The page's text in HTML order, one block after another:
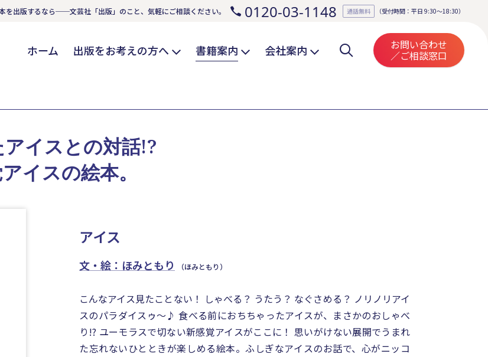
を出版するなら──文芸社「出版」のこと、気軽にご相談ください。 0120-03-1148 通話無料 （受付時間：平日 9:30～18:30）
ホーム 出版をお考えの方へ 書籍案内 会社案内 お問い合わせ
／ご相談窓口
アイス
文・絵：ほみともり （ほみともり）
イスとの対話!?
イスの絵本。
こんなアイス見たことない！ しゃべる？ うたう？ なぐさめる？ ノリノリアイ
スのパラダイスゥ～♪ 食べる前におちちゃったアイスが、まさかのおしゃべ
り!? ユーモラスで切ない新感覚アイスがここに！ 思いがけない展開でうまれ
た忘れないひとときが楽しめる絵本。ふしぎなアイスのお話で、心がニッコ